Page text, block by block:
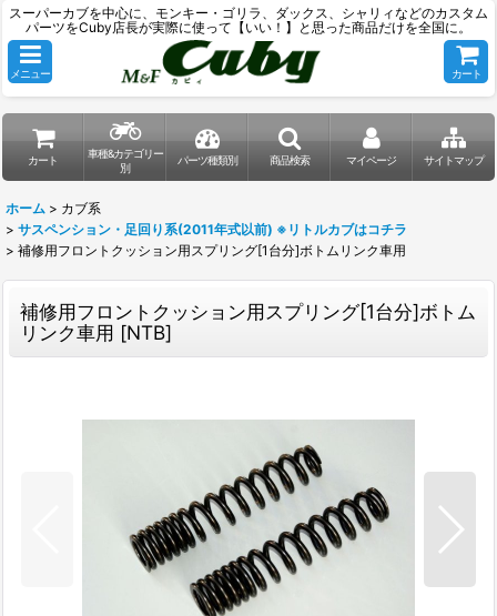
スーパーカブを中心に、モンキー・ゴリラ、ダックス、シャリィなどのカスタム
パーツをCuby店長が実際に使って【いい！】と思った商品だけを全国に。
メニュー カート
カート
車種&カテゴリー
別
パーツ種類別 商品検索 マイページ サイトマップ
ホーム > カブ系
> サスペンション・足回り系(2011年式以前) ※リトルカブはコチラ
> 補修用フロントクッション用スプリング[1台分]ボトムリンク車用
補修用フロントクッション用スプリング[1台分]ボトム
リンク車用 [NTB]